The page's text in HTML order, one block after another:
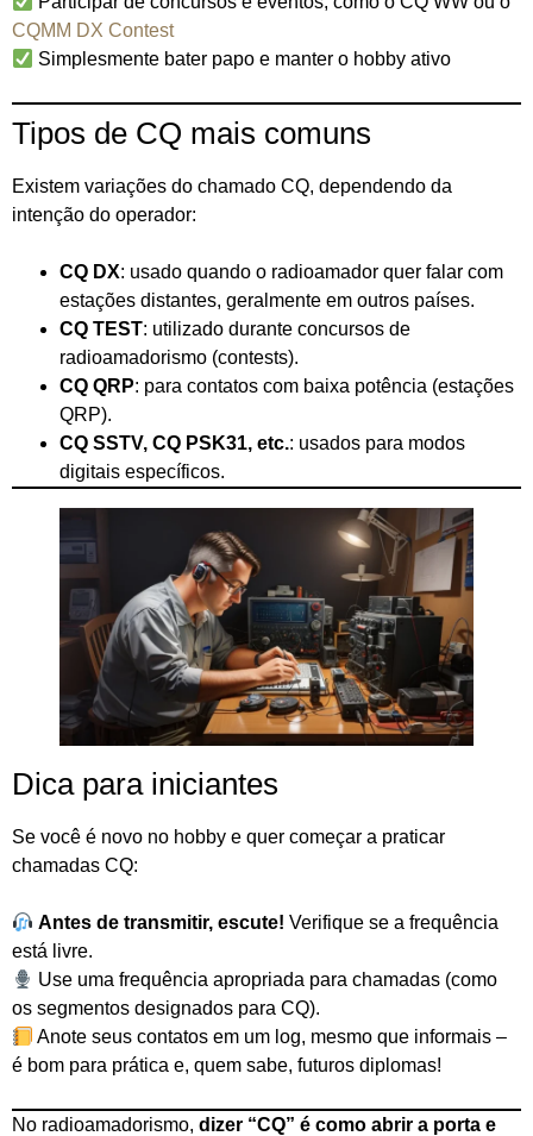
CQMM DX Contest
Simplesmente bater papo e manter o hobby ativo
Tipos de CQ mais comuns
Existem variações do chamado CQ, dependendo da
intenção do operador:
CQ DX: usado quando o radioamador quer falar com
estações distantes, geralmente em outros países.
CQ TEST: utilizado durante concursos de
radioamadorismo (contests).
CQ QRP: para contatos com baixa potência (estações
QRP).
CQ SSTV, CQ PSK31, etc.: usados para modos
digitais específicos.
Dica para iniciantes
Se você é novo no hobby e quer começar a praticar
chamadas CQ:
Antes de transmitir, escute! Verifique se a frequência
está livre.
Use uma frequência apropriada para chamadas (como
os segmentos designados para CQ).
Anote seus contatos em um log, mesmo que informais –
é bom para prática e, quem sabe, futuros diplomas!
No radioamadorismo, dizer “CQ” é como abrir a porta e